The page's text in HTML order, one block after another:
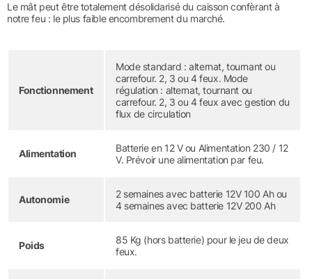
Le mât peut être totalement désolidarisé du caisson confèrant à
notre feu : le plus faible encombrement du marché.
Fonctionnement
Mode standard : alternat, tournant ou
carrefour. 2, 3 ou 4 feux. Mode
régulation : alternat, tournant ou
carrefour. 2, 3 ou 4 feux avec gestion du
flux de circulation
Alimentation
Batterie en 12 V ou Alimentation 230 / 12
V. Prévoir une alimentation par feu.
Autonomie
2 semaines avec batterie 12V 100 Ah ou
4 semaines avec batterie 12V 200 Ah
Poids
85 Kg (hors batterie) pour le jeu de deux
feux.